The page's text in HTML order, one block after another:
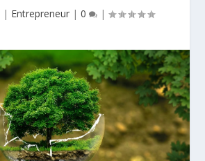
| Entrepreneur| 0 |